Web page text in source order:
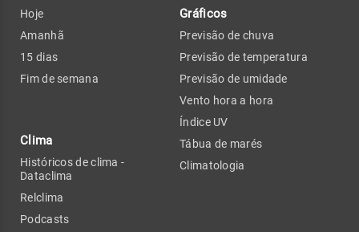
Hoje
Amanhã
15 dias
Fim de semana
Clima
Históricos de clima -
Dataclima
Relclima
Podcasts
Gráficos
Previsão de chuva
Previsão de temperatura
Previsão de umidade
Vento hora a hora
Índice UV
Tábua de marés
Climatologia